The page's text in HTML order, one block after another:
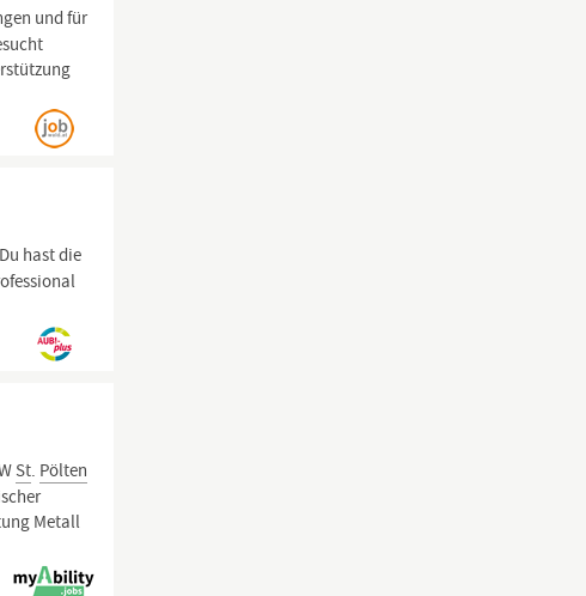
und für
hast die
St. Pölten
Metall